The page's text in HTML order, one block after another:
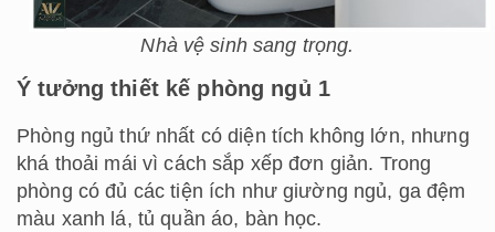
Nhà vệ sinh sang trọng.
Ý tưởng thiết kế phòng ngủ 1
Phòng ngủ thứ nhất có diện tích không lớn, nhưng
khá thoải mái vì cách sắp xếp đơn giản. Trong
phòng có đủ các tiện ích như giường ngủ, ga đệm
màu xanh lá, tủ quần áo, bàn học.